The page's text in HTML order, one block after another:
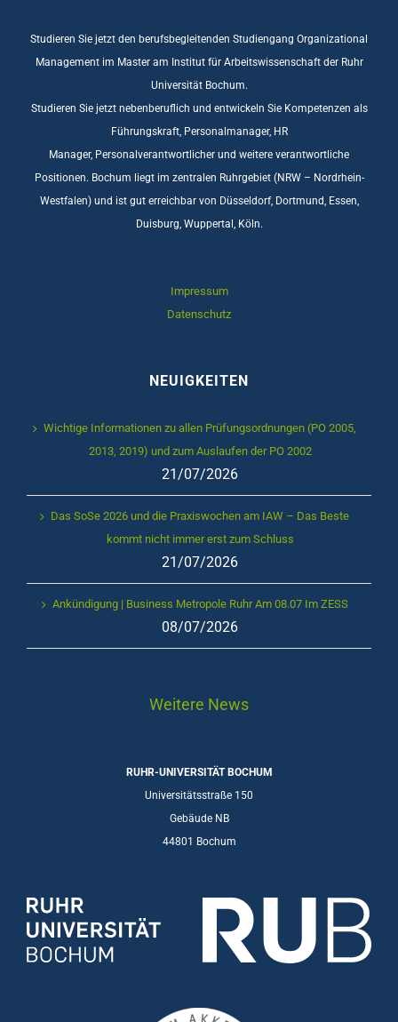
Studieren Sie jetzt den berufsbegleitenden Studiengang Organizational
Management im Master am Institut für Arbeitswissenschaft der Ruhr
Universität Bochum.
Studieren Sie jetzt nebenberuflich und entwickeln Sie Kompetenzen als
Führungskraft, Personalmanager, HR
Manager, Personalverantwortlicher und weitere verantwortliche
Positionen. Bochum liegt im zentralen Ruhrgebiet (NRW – Nordrhein-
Westfalen) und ist gut erreichbar von Düsseldorf, Dortmund, Essen,
Duisburg, Wuppertal, Köln.
Impressum
Datenschutz
NEUIGKEITEN
Wichtige Informationen zu allen Prüfungsordnungen (PO 2005,
2013, 2019) und zum Auslaufen der PO 2002
21/07/2026
Das SoSe 2026 und die Praxiswochen am IAW – Das Beste
kommt nicht immer erst zum Schluss
21/07/2026
Ankündigung | Business Metropole Ruhr Am 08.07 Im ZESS
08/07/2026
Weitere News
RUHR-UNIVERSITÄT BOCHUM
Universitätsstraße 150
Gebäude NB
44801 Bochum